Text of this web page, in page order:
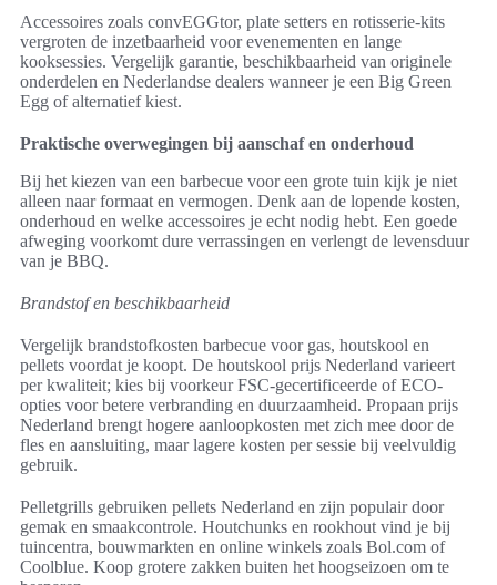
Accessoires zoals convEGGtor, plate setters en rotisserie-kits
vergroten de inzetbaarheid voor evenementen en lange
kooksessies. Vergelijk garantie, beschikbaarheid van originele
onderdelen en Nederlandse dealers wanneer je een Big Green
Egg of alternatief kiest.
Praktische overwegingen bij aanschaf en onderhoud
Bij het kiezen van een barbecue voor een grote tuin kijk je niet
alleen naar formaat en vermogen. Denk aan de lopende kosten,
onderhoud en welke accessoires je echt nodig hebt. Een goede
afweging voorkomt dure verrassingen en verlengt de levensduur
van je BBQ.
Brandstof en beschikbaarheid
Vergelijk brandstofkosten barbecue voor gas, houtskool en
pellets voordat je koopt. De houtskool prijs Nederland varieert
per kwaliteit; kies bij voorkeur FSC-gecertificeerde of ECO-
opties voor betere verbranding en duurzaamheid. Propaan prijs
Nederland brengt hogere aanloopkosten met zich mee door de
fles en aansluiting, maar lagere kosten per sessie bij veelvuldig
gebruik.
Pelletgrills gebruiken pellets Nederland en zijn populair door
gemak en smaakcontrole. Houtchunks en rookhout vind je bij
tuincentra, bouwmarkten en online winkels zoals Bol.com of
Coolblue. Koop grotere zakken buiten het hoogseizoen om te